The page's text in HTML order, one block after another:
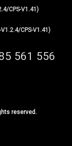
CPS-V1.41)
CPS-V1.41)
561 556
reserved.